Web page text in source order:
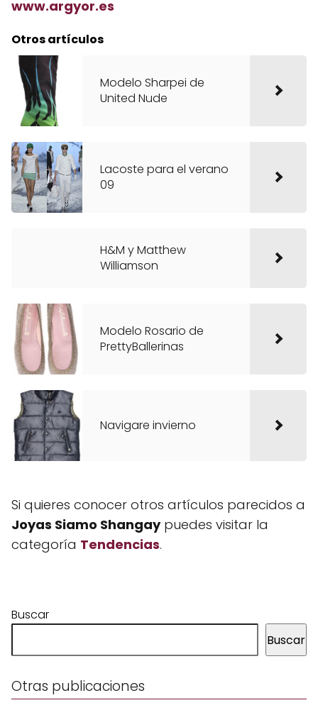
www.argyor.es
Otros artículos
Modelo Sharpei de
United Nude
Lacoste para el verano
09
H&M y Matthew
Williamson
Modelo Rosario de
PrettyBallerinas
Navigare invierno
Si quieres conocer otros artículos parecidos a
Joyas Siamo Shangaypuedes visitar la
categoría Tendencias.
Buscar
Buscar
Otras publicaciones